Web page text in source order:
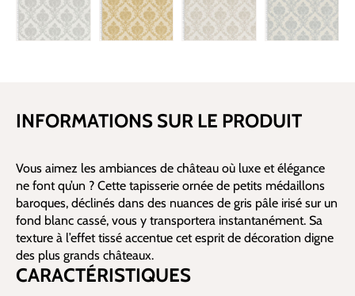
INFORMATIONS SUR LE PRODUIT
Vous aimez les ambiances de château où luxe et élégance
ne font qu’un ? Cette tapisserie ornée de petits médaillons
baroques, déclinés dans des nuances de gris pâle irisé sur un
fond blanc cassé, vous y transportera instantanément. Sa
texture à l’effet tissé accentue cet esprit de décoration digne
des plus grands châteaux.
CARACTÉRISTIQUES